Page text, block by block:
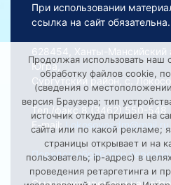
При использовании
ссылка на сайт обязательна.
628454, Ханты-Мансийский
Югра,
Сургутский район, с.
Тел./факс 8 (3462) 550-548
E-mail:
Lokosovoadm@mail.ru
Порядок обработки
Продолжая использовать наш
обработку файлов cookie,
(сведения о
версия Браузера; тип
источник откуда пришел на
сайта или по какой рекламе;
страницы открывает и на
пользователь; ip-адрес) в
проведения ретаргетинга и